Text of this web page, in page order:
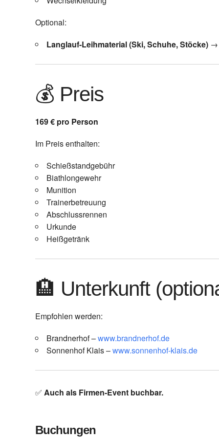
Optional:
Langlauf-Leihmaterial (Ski, Schuhe, Stöcke) →
💰 Preis
169 € pro Person
Im Preis enthalten:
Schießstandgebühr
Biathlongewehr
Munition
Trainerbetreuung
Abschlussrennen
Urkunde
Heißgetränk
🏨 Unterkunft
Empfohlen werden:
Brandnerhof –www.brandnerhof.de
Sonnenhof Klais –www.sonnenhof-klais.de
✅ Auch als Firmen-Event buchbar.
Buchungen